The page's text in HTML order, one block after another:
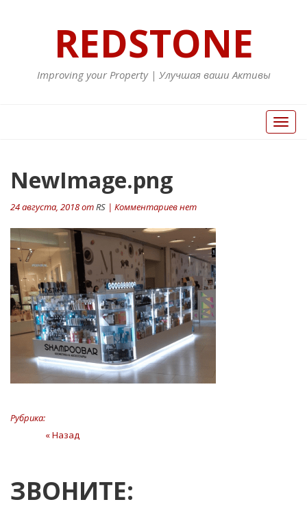
REDSTONE
Improving your Property | Улучшая ваши Активы
Вкл/
Выкл
NewImage.png
24 августа, 2018 отRS | Комментариев нет
Рубрика:
Навигация
записям
« Назад
ЗВОНИТЕ: